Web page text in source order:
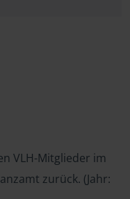
VLH-Mitglieder im
zurück. (Jahr: